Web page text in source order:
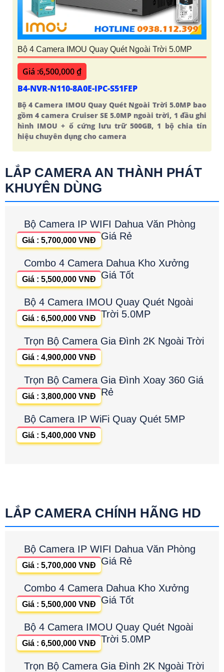
Bộ 4 Camera IMOU Quay Quét Ngoài Trời 5.0MP
Giá :6,500,000 ₫
B4-NVR-N110-8A0E-IPC-S51FEP
Bộ 4 Camera IMOU Quay Quét Ngoài Trời 5.0MP bao
gồm 4 camera Cruiser SE 5.0MP ngoài trời, 1 đầu ghi
hình IMOU + ổ cứng lưu trữ 500GB, 1 bộ chia tín
hiệu chuyên dụng cho camera
LẮP CAMERA AN THÀNH PHÁT
KHUYÊN DÙNG
Bộ Camera IP WIFI Dahua Văn Phòng
Giá Rẻ
Giá : 5,700,000 VNĐ
Combo 4 Camera Dahua Kho Xưởng
Giá Tốt
Giá : 5,500,000 VNĐ
Bộ 4 Camera IMOU Quay Quét Ngoài
Trời 5.0MP
Giá : 6,500,000 VNĐ
Trọn Bộ Camera Gia Đình 2K Ngoài Trời
Giá : 4,900,000 VNĐ
Trọn Bộ Camera Gia Đình Xoay 360 Giá
Rẻ
Giá : 3,800,000 VNĐ
Bộ Camera IP WiFi Quay Quét 5MP
Giá : 5,400,000 VNĐ
LẮP CAMERA CHÍNH HÃNG HD
Bộ Camera IP WIFI Dahua Văn Phòng
Giá Rẻ
Giá : 5,700,000 VNĐ
Combo 4 Camera Dahua Kho Xưởng
Giá Tốt
Giá : 5,500,000 VNĐ
Bộ 4 Camera IMOU Quay Quét Ngoài
Trời 5.0MP
Giá : 6,500,000 VNĐ
Trọn Bộ Camera Gia Đình 2K Ngoài Trời